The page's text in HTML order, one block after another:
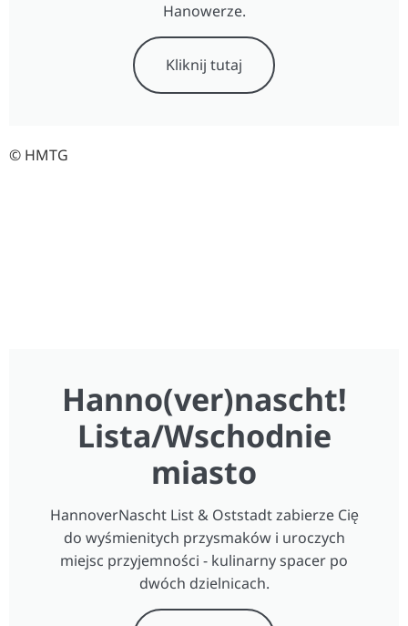
Hanowerze.
Kliknij tutaj
© HMTG
Hanno(ver)nascht!
Lista/Wschodnie
miasto
HannoverNascht List & Oststadt zabierze Cię
do wyśmienitych przysmaków i uroczych
miejsc przyjemności - kulinarny spacer po
dwóch dzielnicach.